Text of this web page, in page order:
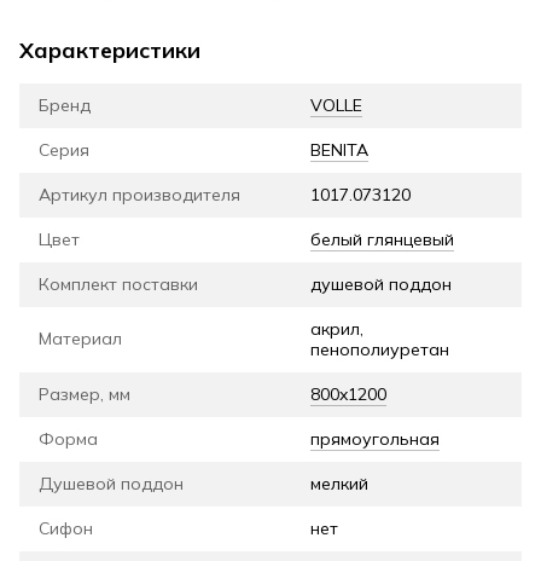
Характеристики
Бренд VOLLE
Серия BENITA
Артикул производителя 1017.073120
Цвет белый глянцевый
Комплект поставки душевой поддон
Материал
акрил,
пенополиуретан
Размер, мм 800x1200
Форма прямоугольная
Душевой поддон мелкий
Сифон нет